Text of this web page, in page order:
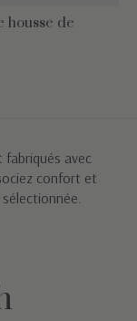
housse de
fabriqués avec
confort et